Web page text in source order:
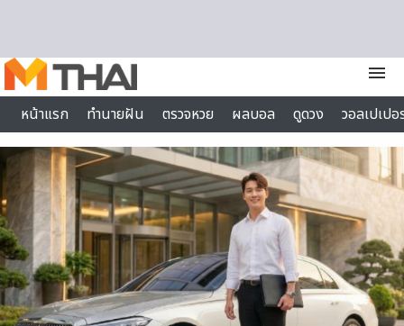
menu
หน้าแรก
ทำนายฝัน ตรวจหวย ผลบอล ดูดวง
วอลเปเป
ไลฟ์สไตล์